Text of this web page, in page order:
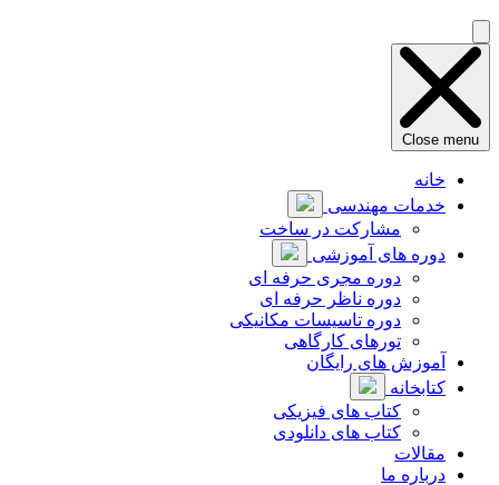
Close menu
خانه
خدمات مهندسی
مشارکت در ساخت
دوره های آموزشی
دوره مجری حرفه ای
دوره ناظر حرفه ای
دوره تاسیسات مکانیکی
تورهای کارگاهی
آموزش های رایگان
کتابخانه
کتاب های فیزیکی
کتاب های دانلودی
مقالات
درباره ما